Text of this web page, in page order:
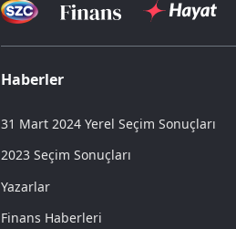
Haberler
31 Mart 2024 Yerel Seçim Sonuçları
2023 Seçim Sonuçları
Yazarlar
Finans Haberleri